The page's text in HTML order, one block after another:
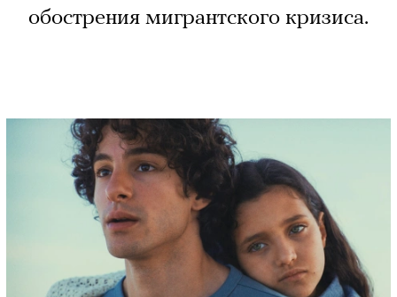
обострения мигрантского кризиса.